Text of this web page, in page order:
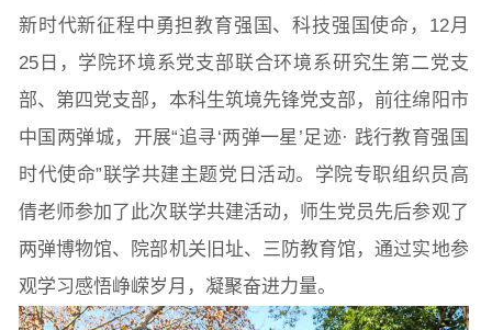
院党委 院行政 院工会 教授委员会
教学科研岗 行政管理岗 教学思政岗 实验教辅岗
新时代新征程中勇担教育强国、科技强国使命，12月
25日，学院环境系党支部联合环境系研究生第二党支
部、第四党支部，本科生筑境先锋党支部，前往绵阳市
中国两弹城，开展“追寻‘两弹一星’足迹· 践行教育强国
时代使命”联学共建主题党日活动。学院专职组织员高
倩老师参加了此次联学共建活动，师生党员先后参观了
两弹博物馆、院部机关旧址、三防教育馆，通过实地参
观学习感悟峥嵘岁月，凝聚奋进力量。